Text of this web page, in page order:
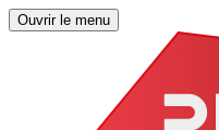
Ouvrir le menu